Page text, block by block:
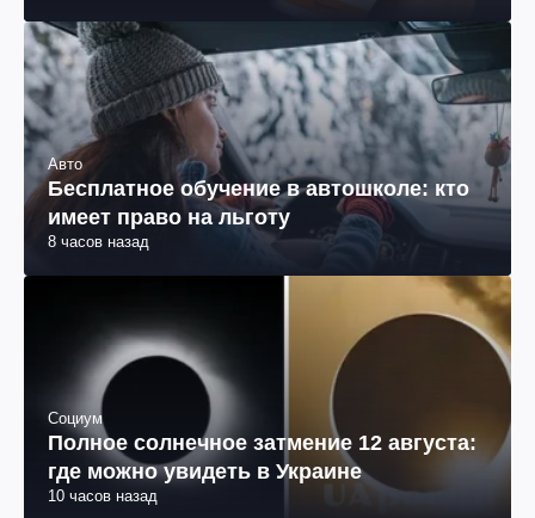
Авто
Бесплатное обучение в автошколе: кто
имеет право на льготу
8 часов назад
Социум
Полное солнечное затмение 12 августа:
где можно увидеть в Украине
10 часов назад